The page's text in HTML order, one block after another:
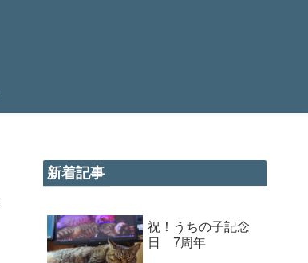
新着記事
祝！うちの子記念
日 7周年